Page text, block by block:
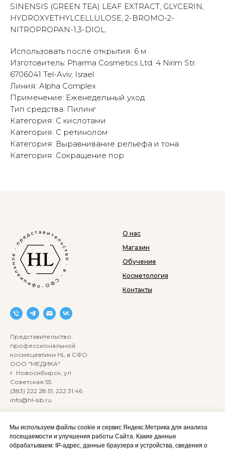
Мы используем файлы cookie и сервис Яндекс.Метрика для анализа
посещаемости и улучшения работы Сайта. Какие данные
обрабатываем: IP‑адрес, данные браузера и устройства, сведения о
SINENSIS (GREEN TEA) LEAF EXTRACT, GLYCERIN,
HYDROXYETHYLCELLULOSE, 2-BROMO-2-
NITROPROPAN-1,3-DIOL.
Использовать после открытия: 6 м
Изготовитель: Pharma Cosmetics Ltd. 4 Nirim Str.
6706041 Tel-Aviv, Israel
Линия: Alpha Complex
Применение: Еженедельный уход
Тип средства: Пилинг
Категория: С кислотами
Категория: С ретинолом
Категория: Выравнивание рельефа и тона
Категория: Сокращение пор
Представительство
профессиональной
космецевтики HL в СФО
ООО "МЕДИКА"
г. Новосибирск, ул.
Советская 55
(383) 222 28 51, 222 31 46
info@hl-sib.ru
2020
Сайт разработан:
ANKRYONK
О нас
Магазин
Обучение
Косметология
Контакты